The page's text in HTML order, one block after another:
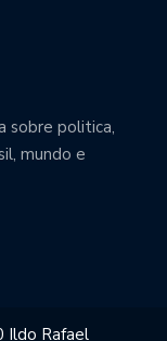
sobre politica,
mundo e
Ildo Rafael